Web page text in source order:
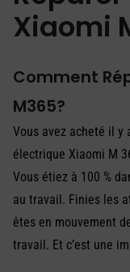
Xiaomi
Comment
M365?
Vous avez acheté il
électrique Xiaomi M
Vous étiez à 100 %
au travail. Finies les
êtes en mouvement
travail. Et c’est une